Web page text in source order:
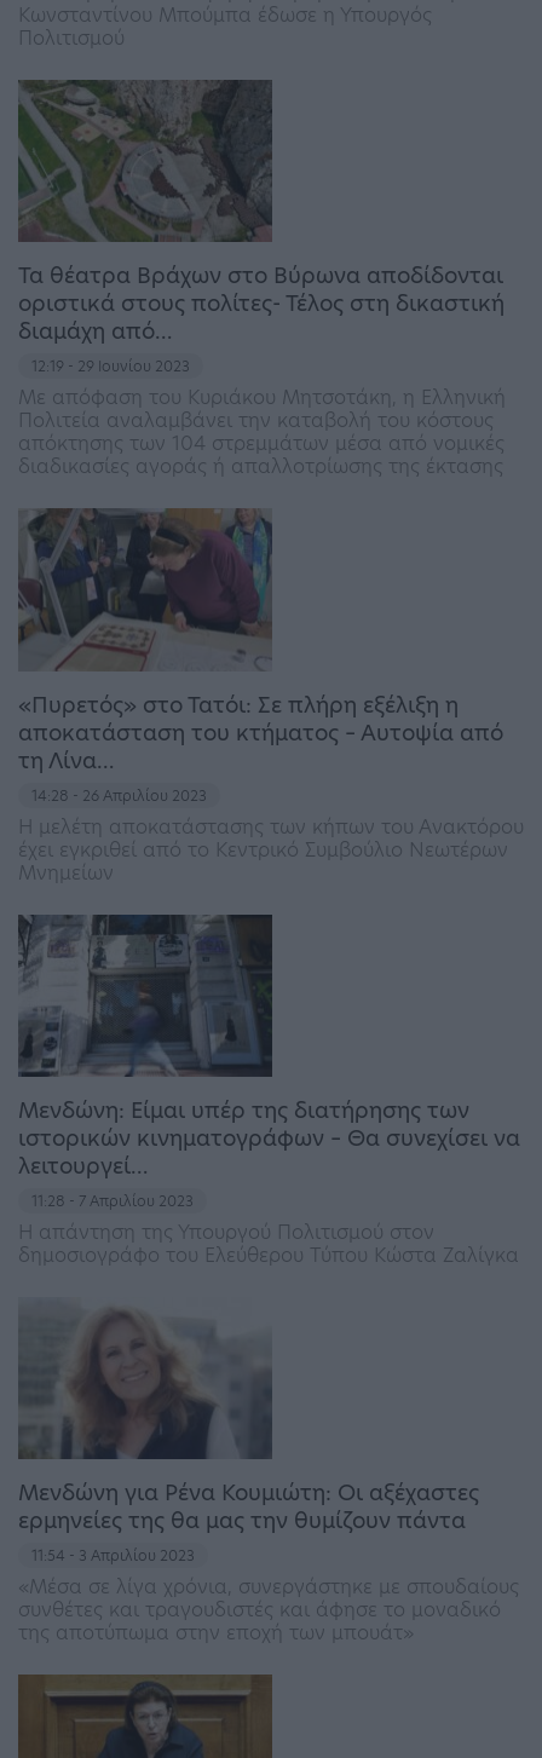
Κωνσταντίνου Μπούμπα έδωσε η Υπουργός
Πολιτισμού
Τα θέατρα Βράχων στο Βύρωνα αποδίδονται
οριστικά στους πολίτες- Τέλος στη δικαστική
διαμάχη από…
12:19 - 29 Ιουνίου 2023
Με απόφαση του Κυριάκου Μητσοτάκη, η Ελληνική
Πολιτεία αναλαμβάνει την καταβολή του κόστους
απόκτησης των 104 στρεμμάτων μέσα από νομικές
διαδικασίες αγοράς ή απαλλοτρίωσης της έκτασης
«Πυρετός» στο Τατόι: Σε πλήρη εξέλιξη η
αποκατάσταση του κτήματος – Αυτοψία από
τη Λίνα…
14:28 - 26 Απριλίου 2023
Η μελέτη αποκατάστασης των κήπων του Ανακτόρου
έχει εγκριθεί από το Κεντρικό Συμβούλιο Νεωτέρων
Μνημείων
Μενδώνη: Είμαι υπέρ της διατήρησης των
ιστορικών κινηματογράφων – Θα συνεχίσει να
λειτουργεί…
11:28 - 7 Απριλίου 2023
Η απάντηση της Υπουργού Πολιτισμού στον
δημοσιογράφο του Ελεύθερου Τύπου Κώστα Ζαλίγκα
Μενδώνη για Ρένα Κουμιώτη: Οι αξέχαστες
ερμηνείες της θα μας την θυμίζουν πάντα
11:54 - 3 Απριλίου 2023
«Μέσα σε λίγα χρόνια, συνεργάστηκε με σπουδαίους
συνθέτες και τραγουδιστές και άφησε το μοναδικό
της αποτύπωμα στην εποχή των μπουάτ»